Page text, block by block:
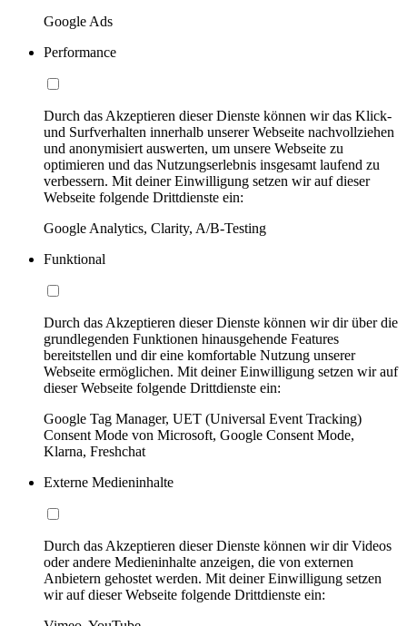
Google Ads
Performance
Durch das Akzeptieren dieser Dienste können wir das Klick-
und Surfverhalten innerhalb unserer Webseite nachvollziehen
und anonymisiert auswerten, um unsere Webseite zu
optimieren und das Nutzungserlebnis insgesamt laufend zu
verbessern. Mit deiner Einwilligung setzen wir auf dieser
Webseite folgende Drittdienste ein:
Google Analytics, Clarity, A/B-Testing
Funktional
Durch das Akzeptieren dieser Dienste können wir dir über die
grundlegenden Funktionen hinausgehende Features
bereitstellen und dir eine komfortable Nutzung unserer
Webseite ermöglichen. Mit deiner Einwilligung setzen wir auf
dieser Webseite folgende Drittdienste ein:
Google Tag Manager, UET (Universal Event Tracking)
Consent Mode von Microsoft, Google Consent Mode,
Klarna, Freshchat
Externe Medieninhalte
Durch das Akzeptieren dieser Dienste können wir dir Videos
oder andere Medieninhalte anzeigen, die von externen
Anbietern gehostet werden. Mit deiner Einwilligung setzen
wir auf dieser Webseite folgende Drittdienste ein: